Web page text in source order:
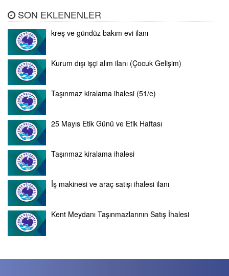
SON EKLENENLER
kreş ve gündüz bakım evi ilanı
Kurum dışı işçi alım ilanı (Çocuk Gelişim)
Taşınmaz kiralama ihalesi (51/e)
25 Mayıs Etik Günü ve Etik Haftası
Taşınmaz kiralama ihalesi
İş makinesi ve araç satışı ihalesi ilanı
Kent Meydanı Taşınmazlarının Satış İhalesi